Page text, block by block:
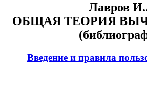
Лавров
ОБЩАЯ ТЕОРИЯ
Введение и правила